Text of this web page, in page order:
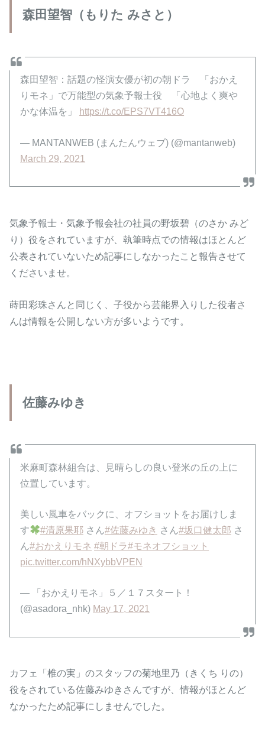
森田望智（もりた みさと）
森田望智：話題の怪演女優が初の朝ドラ 「おかえ
りモネ」で万能型の気象予報士役 「心地よく爽や
かな体温を」
https://t.co/EPS7VT416O
— MANTANWEB (まんたんウェブ) (@mantanweb)
March 29, 2021
気象予報士・気象予報会社の社員の野坂碧（のさか みど
り）役をされていますが、執筆時点での情報はほとんど
公表されていないため記事にしなかったこと報告させて
くださいませ。
蒔田彩珠さんと同じく、子役から芸能界入りした役者さ
んは情報を公開しない方が多いようです。
佐藤みゆき
米麻町森林組合は、見晴らしの良い登米の丘の上に
位置しています。
美しい風車をバックに、オフショットをお届けしま
す
#清原果耶さん#佐藤みゆき さん#坂口健太郎 さ
ん#おかえりモネ #朝ドラ#モネオフショット
pic.twitter.com/hNXybbVPEN
— 「おかえりモネ」５／１７スタート！
(@asadora_nhk) May 17, 2021
カフェ「椎の実」のスタッフの菊地里乃（きくち りの）
役をされている佐藤みゆきさんですが、情報がほとんど
なかったため記事にしませんでした。